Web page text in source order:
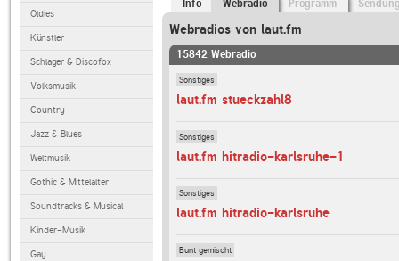
Oldies
Künstler
Schlager & Discofox
Volksmusik
Country
Jazz & Blues
Weltmusik
Gothic & Mittelalter
Soundtracks & Musical
Kinder-Musik
Gay
Info Webradio Programm
Webradios von laut.fm
15842 Webradio
Sonstiges
laut.fm stueckzahl8
Sonstiges
laut.fm hitradio-karlsruhe-1
Sonstiges
laut.fm hitradio-karlsruhe
Bunt gemischt